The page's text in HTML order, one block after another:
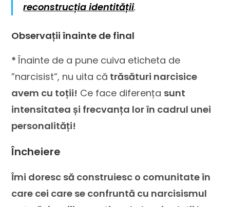
reconstrucția identității.
Observații înainte de final
*Înainte de a pune cuiva eticheta de
”narcisist”, nu uita că trăsături narcisice
avem cu toții! Ce face diferența sunt
intensitatea și frecvanța lor în cadrul unei
personalități!
Încheiere
Îmi doresc să construiesc o comunitate în
care cei care se confruntă cu narcisismul